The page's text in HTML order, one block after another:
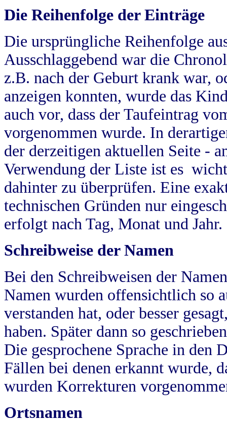
Die Reihenfolge der Einträge
Die ursprüngliche Reihenfolge
Ausschlaggebend war die
z.B. nach der Geburt krank war,
anzeigen konnten, wurde das
auch vor, dass der Taufeintrag
vorgenommen wurde. In
der derzeitigen aktuellen Seite -
Verwendung der Liste ist es
dahinter zu überprüfen. Eine
technischen Gründen nur
erfolgt nach Tag, Monat und Jahr.
Schreibweise der Namen
Bei den Schreibweisen der
Namen wurden offensichtlich so
verstanden hat, oder besser
haben. Später dann so
Die gesprochene Sprache in
Fällen bei denen erkannt wurde,
wurden Korrekturen
Ortsnamen